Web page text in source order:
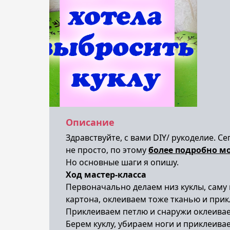
Описание
Здравствуйте, с вами DIY/ рукоделие.
не просто, по этомуболее подробно
Но основные шаги я опишу.
Ход мастер-класса
Первоначально делаем низ куклы,
картона, оклеиваем тоже тканью и
Приклеиваем петлю и снаружи
Берем куклу, убираем ноги и